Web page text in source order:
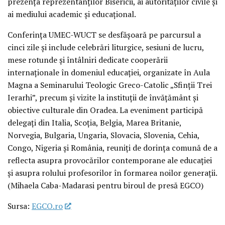
ai mediului academic și educațional.
Conferința UMEC-WUCT se desfășoară pe parcursul a
cinci zile și include celebrări liturgice, sesiuni de lucru,
mese rotunde și întâlniri dedicate cooperării
internaționale în domeniul educației, organizate în Aula
Magna a Seminarului Teologic Greco-Catolic „Sfinții Trei
Ierarhi”, precum și vizite la instituții de învățământ și
obiective culturale din Oradea. La eveniment participă
delegați din Italia, Scoția, Belgia, Marea Britanie,
Norvegia, Bulgaria, Ungaria, Slovacia, Slovenia, Cehia,
Congo, Nigeria și România, reuniți de dorința comună de a
reflecta asupra provocărilor contemporane ale educației
și asupra rolului profesorilor în formarea noilor generații.
(Mihaela Caba-Madarasi pentru biroul de presă EGCO)
Sursa: EGCO.ro